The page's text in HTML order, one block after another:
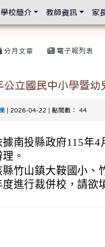
分月文章 電子報列表
立國民中小學暨
| 2026-04-22 | 點閱數： 44
據南投縣政府115年4
。
縣竹山鎮大鞍國小、
度進行裁併校，請欲
取得佈景設定
學校簡介 教師資訊 家